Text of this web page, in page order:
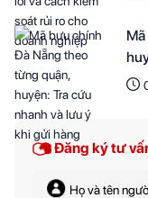
Đăng ký tư
Họ và tên